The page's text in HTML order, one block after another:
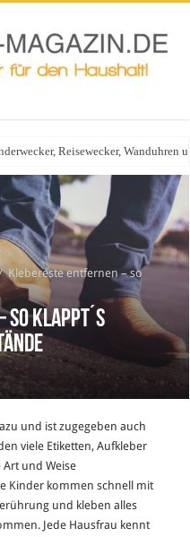
Reisewecker, Wanduhren
Klebereste entfernen – so
so klappt´s
und ist zugegeben auch
viele Etiketten, Aufkleber
und Weise
Kinder kommen schnell mit
und kleben alles
Jede Hausfrau kennt